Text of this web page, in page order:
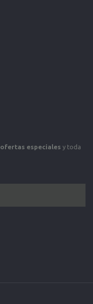
ofertas especiales y toda